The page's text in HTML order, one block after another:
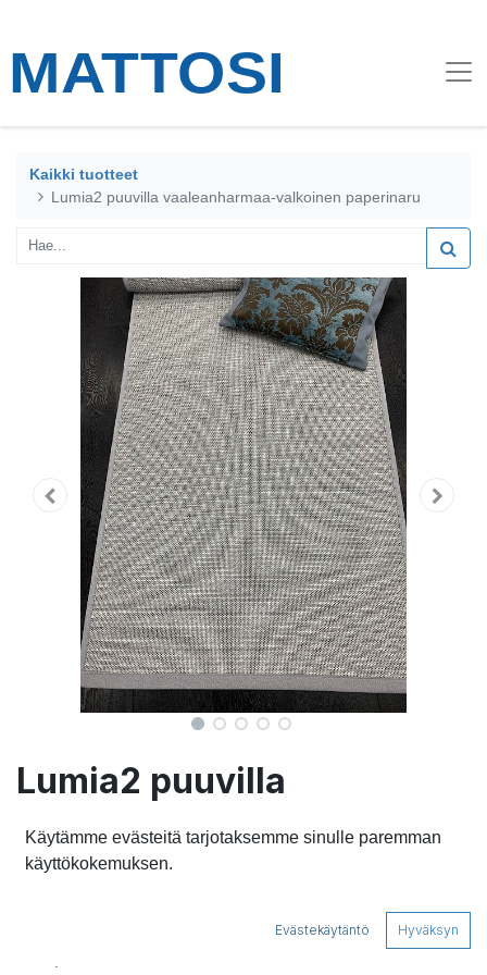
Kaikki tuotteet
Lumia2 puuvilla vaaleanharmaa-valkoinen paperinaru
Lumia2 puuvilla
vaaleanharmaa-valkoinen
paperinaru
valmistetaan kokonaan Suomessa. Se soveltuu
Käytämme evästeitä tarjotaksemme sinulle paremman
käyttökokemuksen.
Evästekäytäntö Hyväksyn